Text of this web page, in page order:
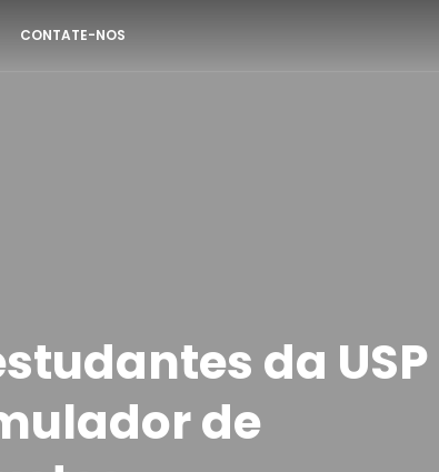
CONTATE-NOS
da USP
de